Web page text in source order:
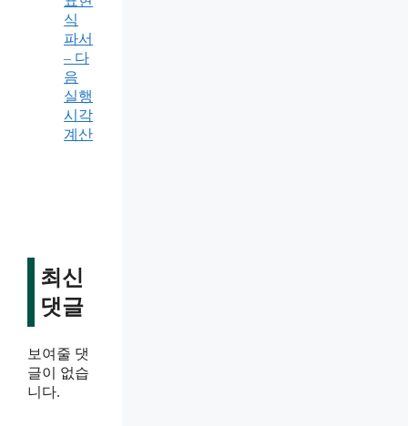
식
파서
– 다
음
실행
시각
계산
최신
댓글
보여줄 댓
글이 없습
니다.